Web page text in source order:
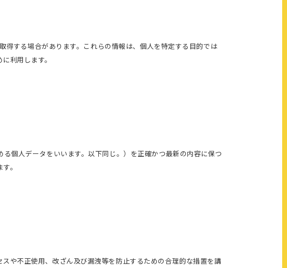
する場合があります。これらの情報は、個人を特定する目的では
利用します。
個人データをいいます。以下同じ。）を正確かつ最新の内容に保つ
。
や不正使用、改ざん及び漏洩等を防止するための合理的な措置を講